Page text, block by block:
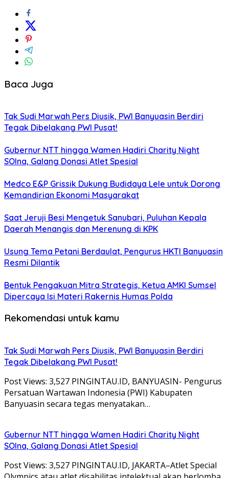
Baca Juga
Tak Sudi Marwah Pers Diusik, PWI Banyuasin Berdiri
Tegak Dibelakang PWI Pusat!
Gubernur NTT hingga Wamen Hadiri Charity Night
SOIna, Galang Donasi Atlet Spesial
Medco E&P Grissik Dukung Budidaya Lele untuk Dorong
Kemandirian Ekonomi Masyarakat
Saat Jeruji Besi Mengetuk Sanubari, Puluhan Kepala
Daerah Menangis dan Merenung di KPK
Usung Tema Petani Berdaulat, Pengurus HKTI Banyuasin
Resmi Dilantik
Bentuk Pengakuan Mitra Strategis, Ketua AMKI Sumsel
Dipercaya Isi Materi Rakernis Humas Polda
Rekomendasi untuk kamu
Tak Sudi Marwah Pers Diusik, PWI Banyuasin Berdiri
Tegak Dibelakang PWI Pusat!
Post Views: 3,527 PINGINTAU.ID, BANYUASIN- Pengurus
Persatuan Wartawan Indonesia (PWI) Kabupaten
Banyuasin secara tegas menyatakan…
Gubernur NTT hingga Wamen Hadiri Charity Night
SOIna, Galang Donasi Atlet Spesial
Post Views: 3,527 PINGINTAU.ID, JAKARTA–Atlet Special